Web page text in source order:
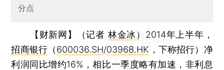
分点
【财新网】（记者 林金冰 ） 2014年上半年，
招商银行 （600036.SH/03968.HK ，下称招行）净
利润同比增约16%，相比一季度略有加速，非利息